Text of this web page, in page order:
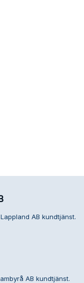
AB kundtjänst.
AB kundtjänst.